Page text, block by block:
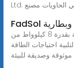
نظام الطاقة الشمسية خارج الشبكة بقدرة 8 كيلوواط من FadSol مع
احتياجات الطاقة